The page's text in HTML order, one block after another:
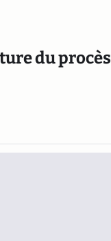
du procès